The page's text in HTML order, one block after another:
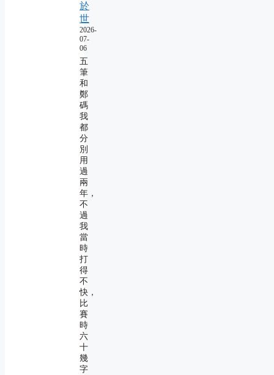
於
世
2026-
07-
06
五
筆
和
鄭
碼
我
都
分
別
用
過
兩
年，
不
過
我
當
時
打
得
不
快，
比
賽
時
六
十
幾
字